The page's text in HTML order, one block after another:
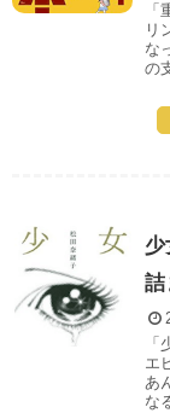
リ
な
の
詰
エ
あ
な